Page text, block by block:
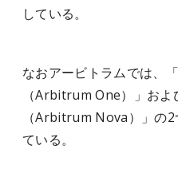
している。
なおアービトラムでは、
（Arbitrum One）」お
（Arbitrum Nova）」の
ている。